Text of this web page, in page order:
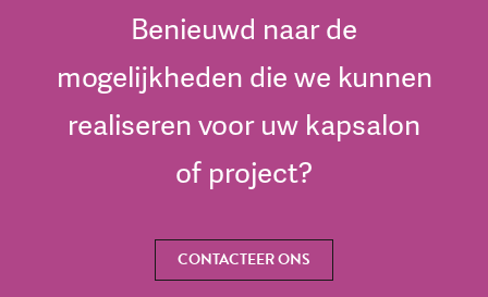
Benieuwd naar de
mogelijkheden die we kunnen
realiseren voor uw kapsalon
of project?
CONTACTEER ONS